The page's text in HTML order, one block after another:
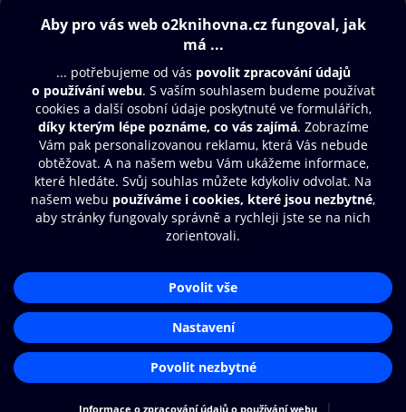
Obsah ke stažení
Moje O2 Knihovna
Další zábava
© O2 Czech Republic a.s.
Přístupnost
Zásady zpracování osobních údajů
Nastavení cookies
Aplikace O2 Knihovna
Čti a poslouchej své e-knihy a
audioknihy rychleji a pohodlněji.